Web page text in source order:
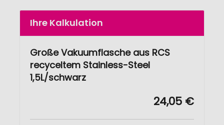
Ihre Kalkulation
Große Vakuumflasche aus RCS
recyceltem Stainless-Steel
1,5L/schwarz
24,05 €